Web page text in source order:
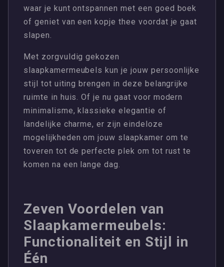
waar je kunt ontspannen met een goed boek
of geniet van een kopje thee voordat je gaat
slapen.
Met zorgvuldig gekozen
slaapkamermeubels kun je jouw persoonlijke
stijl tot uiting brengen in deze belangrijke
ruimte in huis. Of je nu gaat voor modern
minimalisme, klassieke elegantie of
landelijke charme, er zijn eindeloze
mogelijkheden om jouw slaapkamer om te
toveren tot de perfecte plek om tot rust te
komen na een lange dag.
Zeven Voordelen van
Slaapkamermeubels:
Functionaliteit en Stijl in
Één